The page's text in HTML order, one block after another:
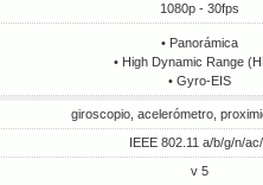
1080p - 30fps
• Panorámica
• High Dynamic Range
• Gyro-EIS
giroscopio, acelerómetro,
IEEE 802.11 a/b/g/n/
v 5